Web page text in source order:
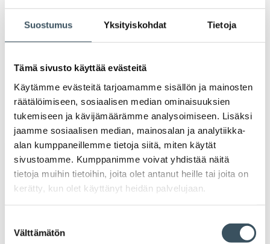
Suostumus Yksityiskohdat Tietoja
Tämä sivusto käyttää evästeitä
Käytämme evästeitä tarjoamamme sisällön ja mainosten
räätälöimiseen, sosiaalisen median ominaisuuksien
tukemiseen ja kävijämäärämme analysoimiseen. Lisäksi
jaamme sosiaalisen median, mainosalan ja analytiikka-
alan kumppaneillemme tietoja siitä, miten käytät
sivustoamme. Kumppanimme voivat yhdistää näitä
tietoja muihin tietoihin, joita olet antanut heille tai joita on
kerätty, kun olet käyttänyt heidän palvelujaan.
valinta
Välttämätön
kehittämään pakkausten uudelleenkäyttöä,
jotta pakkausjätteen määrän kasvua
tavoitteiden tulee kuitenkin olla aidosti
ympäristön kannalta perusteltuja.
Uudelleenkäytettävät pakkaukset sopivat
joihinkin tuotteisiin, mutta eivät kaikkiin.
10.11.2023 12:50 Lausunnot digipalvelusäädös
Lausunto eduskunnan liikenne- ja
viestintävaliokunnalle hallituksen
esityksestä eduskunnalle laiksi verkon
välityspalvelujen valvonnasta ja eräiksi
muiksi laeiksi (HE 70/2023 vp)